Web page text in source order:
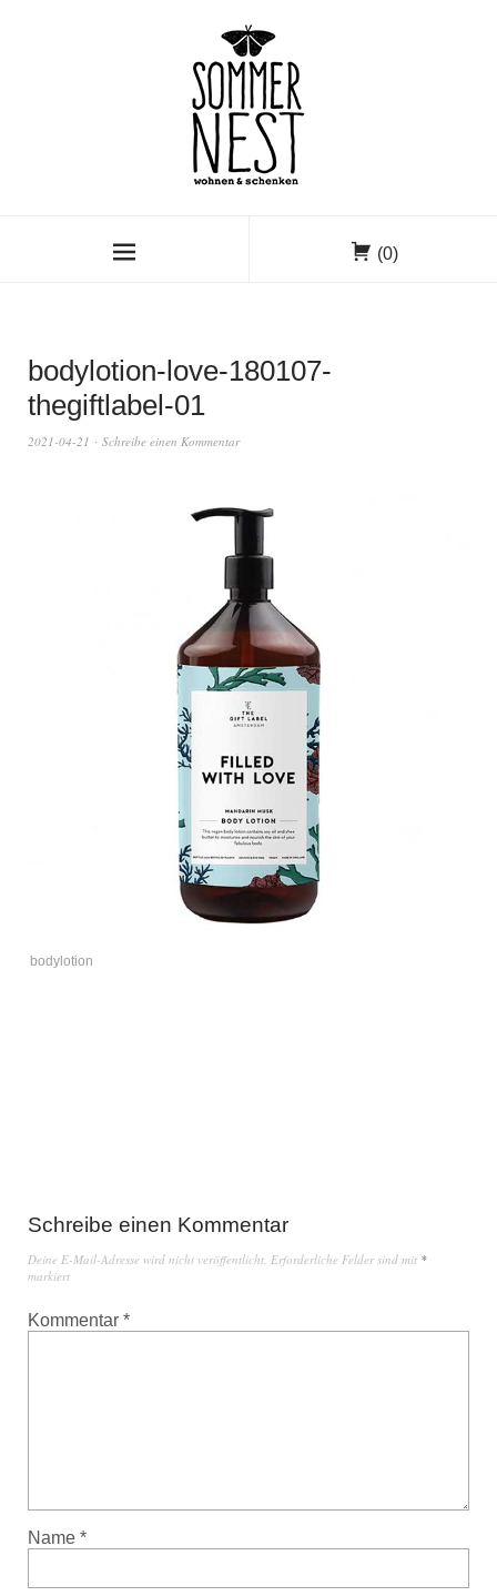
(0)
bodylotion-love-180107-
thegiftlabel-01
2021-04-21 Schreibe einen Kommentar
bodylotion
Schreibe einen Kommentar
Deine E-Mail-Adresse wird nicht veröffentlicht. Erforderliche Felder sind mit *
markiert
Kommentar *
Name *